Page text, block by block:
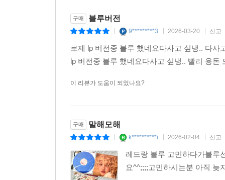
구매 블루버전
9*********3 2026-03-20 신고
로제 lp 버전중 블루 했네요다사고 싶냉.. 다
lp 버전중 블루 했네요다사고 싶냉.. 빨리 용
이 리뷰가 도움이 되었나요?
구매 말해모해
k**********i 2026-02-04 신고
레드랑 블루 고민하다가블루
요^^;;;;고민하시는분 아직